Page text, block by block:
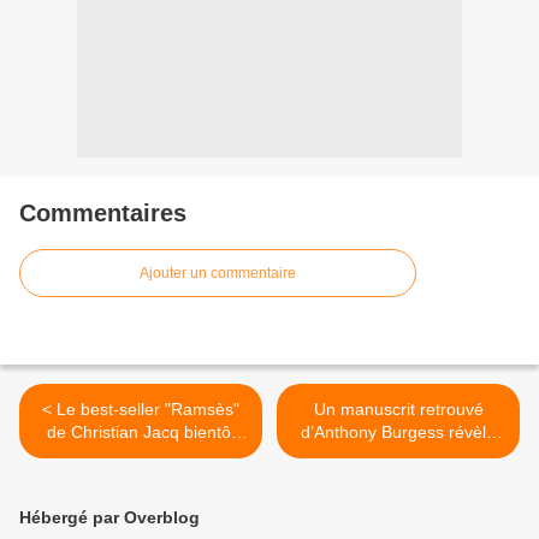
Commentaires
Ajouter un commentaire
< Le best-seller "Ramsès"
de Christian Jacq bientôt
adapté en série
Un manuscrit retrouvé
d’Anthony Burgess révèle
les dessous d’ Orange
Hébergé par Overblog